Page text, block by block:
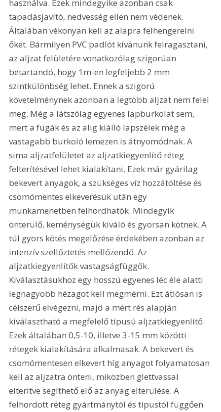
használva. Ezek mindegyike azonban csak
tapadásjavító, nedvesség ellen nem védenek.
Általában vékonyan kell az alapra felhengerelni
őket. Bármilyen PVC padlót kívánunk felragasztani,
az aljzat felületére vonatkozólag szigorúan
betartandó, hogy 1m-en legfeljebb 2 mm
szintkülönbség lehet. Ennek a szigorú
követelménynek azonban a legtöbb aljzat nem felel
meg. Még a látszólag egyenes lapburkolat sem,
mert a fugák és az alig kiálló lapszélek még a
vastagabb burkoló lemezen is átnyomódnak. A
sima aljzatfelületet az aljzatkiegyenlítő réteg
felterítésével lehet kialakítani. Ezek már gyárilag
bekevert anyagok, a szükséges víz hozzátöltése és
csomómentes elkeverésük után egy
munkamenetben felhordhatók. Mindegyik
önterülő, keménységük kiváló és gyorsan kötnek. A
túl gyors kötés megelőzése érdekében azonban az
intenzív szellőztetés mellőzendő. Az
aljzatkiegyenlítők vastagságfüggők.
Kiválasztásukhoz egy hosszú egyenes léc éle alatti
legnagyobb hézagot kell megmérni. Ezt átlósan is
célszerű elvégezni, majd a mért rés alapján
kiválasztható a megfelelő típusú aljzatkiegyenlítő.
Ezek általában 0,5-10, illetve 3-15 mm közötti
rétegek kialakítására alkalmasak. A bekevert és
csomómentesen elkevert híg anyagot folyamatosan
kell az aljzatra önteni, miközben glettvassal
elterítve segíthető elő az anyag elterülése. A
felhordott réteg gyártmánytól és típustól függően